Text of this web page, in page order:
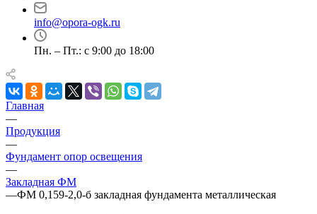
info@opora-ogk.ru
Пн. – Пт.: с 9:00 до 18:00
Главная
—
Продукция
—
Фундамент опор освещения
—
Закладная ФМ
—ФМ 0,159-2,0-б закладная фундамента металлическая